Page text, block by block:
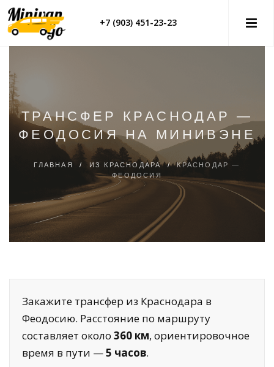
+7 (903) 451-23-23
ТРАНСФЕР КРАСНОДАР —
ФЕОДОСИЯ НА МИНИВЭНЕ
ГЛАВНАЯ / ИЗ КРАСНОДАРА/КРАСНОДАР —
ФЕОДОСИЯ
Закажите трансфер из Краснодара в
Феодосию. Расстояние по маршруту
составляет около 360 км, ориентировочное
время в пути —5 часов.